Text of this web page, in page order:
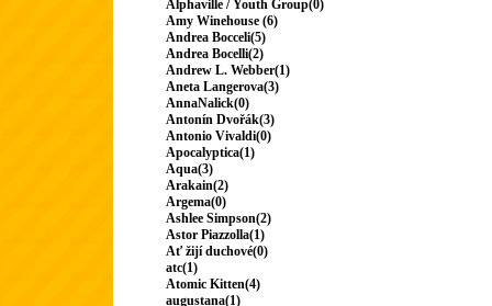
Alphaville / Youth Group(0)
Amy Winehouse (6)
Andrea Bocceli(5)
Andrea Bocelli(2)
Andrew L. Webber(1)
Aneta Langerova(3)
AnnaNalick(0)
Antonín Dvořák(3)
Antonio Vivaldi(0)
Apocalyptica(1)
Aqua(3)
Arakain(2)
Argema(0)
Ashlee Simpson(2)
Astor Piazzolla(1)
Ať žijí duchové(0)
atc(1)
Atomic Kitten(4)
augustana(1)